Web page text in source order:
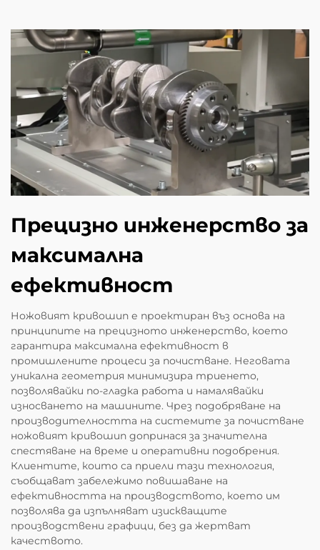
Прецизно инженерство за
максимална
ефективност
Ножовият кривошип е проектиран въз основа на
принципите на прецизното инженерство, което
гарантира максимална ефективност в
промишлените процеси за почистване. Неговата
уникална геометрия минимизира триенето,
позволявайки по-гладка работа и намалявайки
износването на машините. Чрез подобряване на
производителността на системите за почистване
ножовият кривошип допринася за значителна
спестяване на време и оперативни подобрения.
Клиентите, които са приели тази технология,
съобщават забележимо повишаване на
ефективността на производството, което им
позволява да изпълняват изискващите
производствени графици, без да жертват
качеството.